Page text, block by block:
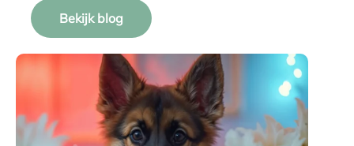
Bekijk blog